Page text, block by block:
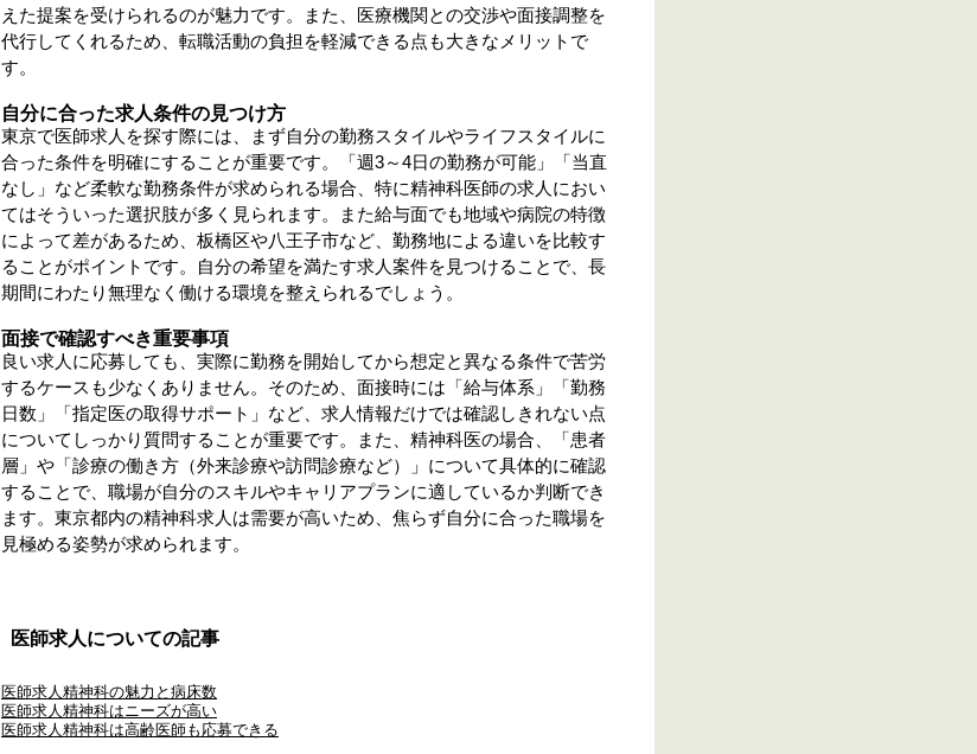
えた提案を受けられるのが魅力です。また、医療機関との交渉や面接調整を
代行してくれるため、転職活動の負担を軽減できる点も大きなメリットで
す。
自分に合った求人条件の見つけ方
東京で医師求人を探す際には、まず自分の勤務スタイルやライフスタイルに
合った条件を明確にすることが重要です。「週3～4日の勤務が可能」「当直
なし」など柔軟な勤務条件が求められる場合、特に精神科医師の求人におい
てはそういった選択肢が多く見られます。また給与面でも地域や病院の特徴
によって差があるため、板橋区や八王子市など、勤務地による違いを比較す
ることがポイントです。自分の希望を満たす求人案件を見つけることで、長
期間にわたり無理なく働ける環境を整えられるでしょう。
面接で確認すべき重要事項
良い求人に応募しても、実際に勤務を開始してから想定と異なる条件で苦労
するケースも少なくありません。そのため、面接時には「給与体系」「勤務
日数」「指定医の取得サポート」など、求人情報だけでは確認しきれない点
についてしっかり質問することが重要です。また、精神科医の場合、「患者
層」や「診療の働き方（外来診療や訪問診療など）」について具体的に確認
することで、職場が自分のスキルやキャリアプランに適しているか判断でき
ます。東京都内の精神科求人は需要が高いため、焦らず自分に合った職場を
見極める姿勢が求められます。
医師求人についての記事
医師求人精神科の魅力と病床数
医師求人精神科はニーズが高い
医師求人精神科は高齢医師も応募できる